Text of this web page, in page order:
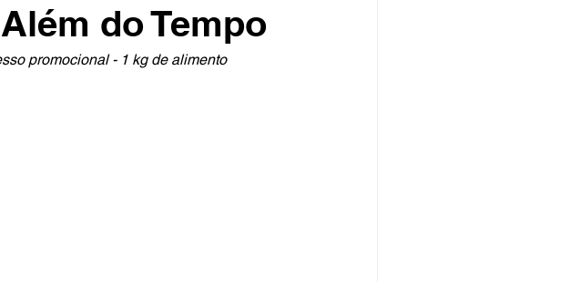
do Tempo
promocional - 1 kg de alimento